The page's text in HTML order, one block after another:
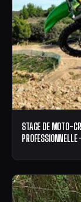
STAGE DE MOTO-